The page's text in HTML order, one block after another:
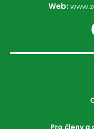
Web:
Pro členy